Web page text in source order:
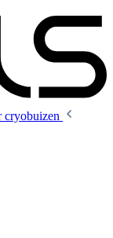
cryobuizen